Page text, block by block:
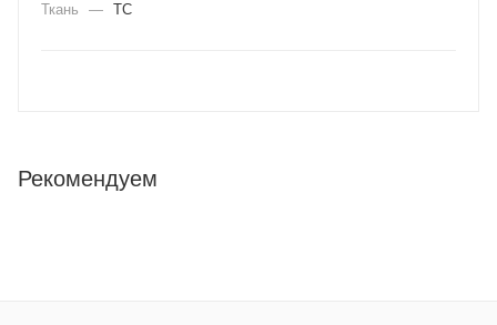
Ткань — ТС
Рекомендуем